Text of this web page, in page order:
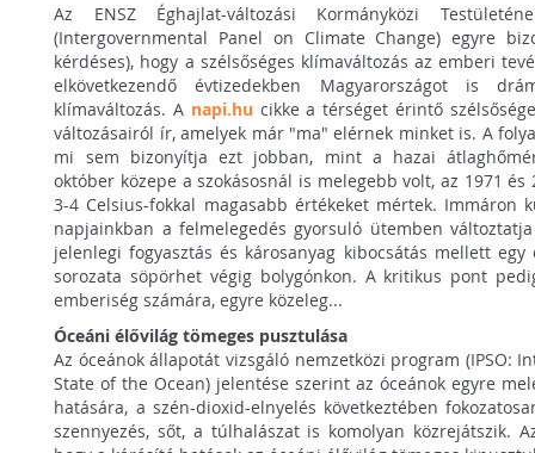
Az ENSZ Éghajlat-változási Kormányközi
(Intergovernmental Panel on Climate Change) egyre
kérdéses), hogy a szélsőséges klímaváltozás az emberi
elkövetkezendő évtizedekben Magyarországot is
klímaváltozás. A napi.hu cikke a térséget érintő
változásairól ír, amelyek már "ma" elérnek minket is. A
mi sem bizonyítja ezt jobban, mint a hazai
október közepe a szokásosnál is melegebb volt, az 1971
3-4 Celsius-fokkal magasabb értékeket mértek. Immáron
napjainkban a felmelegedés gyorsuló ütemben
jelenlegi fogyasztás és károsanyag kibocsátás mellett
sorozata söpörhet végig bolygónkon. A kritikus pont
emberiség számára, egyre közeleg...
Óceáni élővilág tömeges pusztulása
Az óceánok állapotát vizsgáló nemzetközi program (IPSO:
State of the Ocean) jelentése szerint az óceánok egyre
hatására, a szén-dioxid-elnyelés következtében
szennyezés, sőt, a túlhalászat is komolyan közrejátszik.